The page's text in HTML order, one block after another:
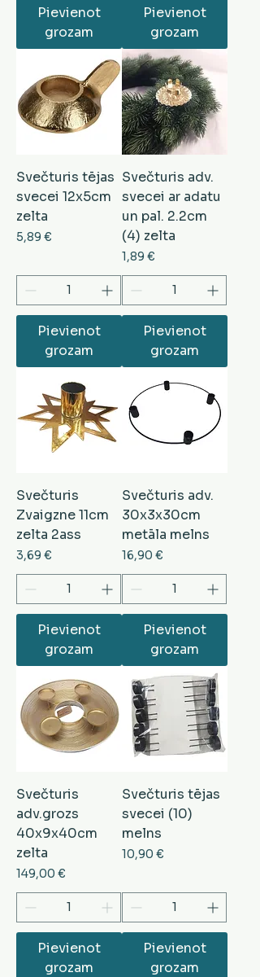
Pievienot
grozam
Pievienot
grozam
Svečturis tējas
svecei 12x5cm
zelta
Cena
5,89 €
Pievienot
grozam
Svečturis adv.
svecei ar adatu
un pal. 2.2cm
(4) zelta
Cena
1,89 €
Pievienot
grozam
Svečturis
Zvaigzne 11cm
zelta 2ass
Cena
3,69 €
Pievienot
grozam
Svečturis adv.
30x3x30cm
metāla melns
Cena
16,90 €
Pievienot
grozam
Svečturis
adv.grozs
40x9x40cm
zelta
Cena
149,00 €
Pievienot
grozam
Svečturis tējas
svecei (10)
melns
Cena
10,90 €
Pievienot
grozam